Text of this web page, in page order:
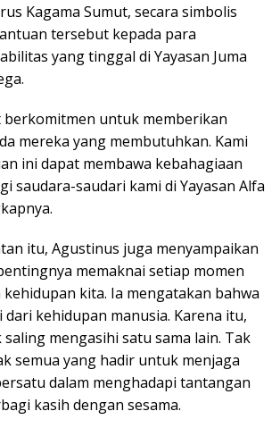
Kagama Sumut, secara simbolis
tersebut kepada para
yang tinggal di Yayasan Juma
berkomitmen untuk memberikan
mereka yang membutuhkan. Kami
ini dapat membawa kebahagiaan
saudara-saudari kami di Yayasan Alfa
itu, Agustinus juga menyampaikan
memaknai setiap momen
kita. Ia mengatakan bahwa
dari kehidupan manusia. Karena itu,
mengasihi satu sama lain. Tak
semua yang hadir untuk menjaga
dalam menghadapi tantangan
kasih dengan sesama.